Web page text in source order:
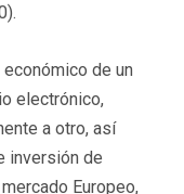
de un
electrónico,
a otro, así
inversión de
Europeo,